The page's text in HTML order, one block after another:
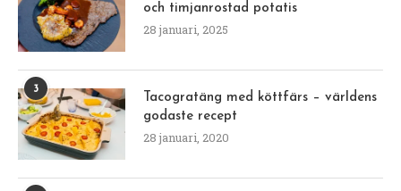
och timjanrostad potatis
28 januari, 2025
3
Tacogratäng med köttfärs – världens
godaste recept
28 januari, 2020